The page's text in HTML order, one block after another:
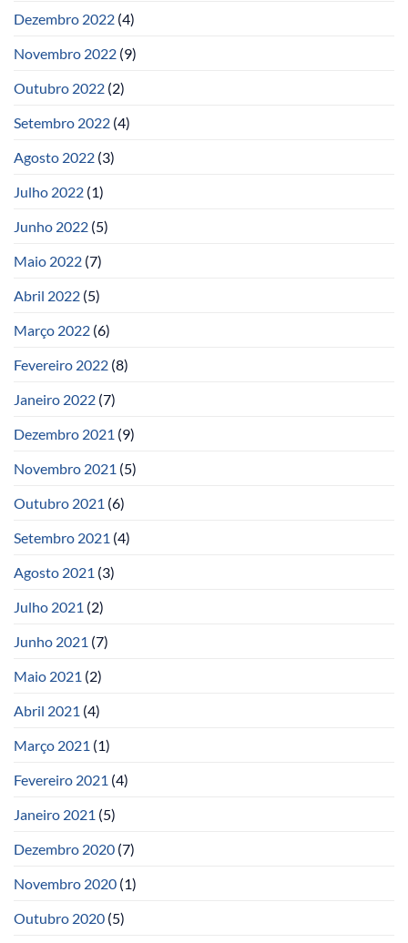
Dezembro 2022 (4)
Novembro 2022 (9)
Outubro 2022 (2)
Setembro 2022 (4)
Agosto 2022 (3)
Julho 2022 (1)
Junho 2022 (5)
Maio 2022 (7)
Abril 2022 (5)
Março 2022 (6)
Fevereiro 2022 (8)
Janeiro 2022 (7)
Dezembro 2021 (9)
Novembro 2021 (5)
Outubro 2021 (6)
Setembro 2021 (4)
Agosto 2021 (3)
Julho 2021 (2)
Junho 2021 (7)
Maio 2021 (2)
Abril 2021 (4)
Março 2021 (1)
Fevereiro 2021 (4)
Janeiro 2021 (5)
Dezembro 2020 (7)
Novembro 2020 (1)
Outubro 2020 (5)